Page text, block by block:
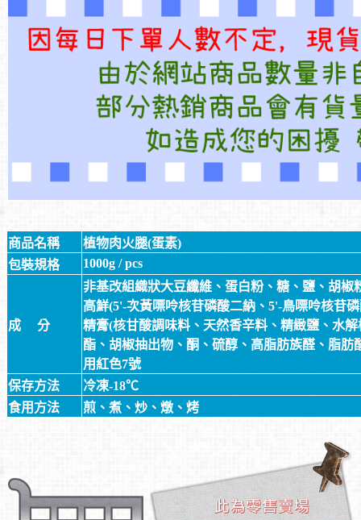
商品名稱
植物肉火腿(蛋素)
包裝規格
1000g / pcs
成 分
非基改組織狀大豆纖維、蛋白粉、糖、鹽、胡
高鮮(5'-次黃嘌呤核苷磷酸二納、5'-鳥嘌呤核苷
精膏(核甘酸調味料、天然香辛料、精緻鹽、水
酯、胡椒抽出物、酮、硫醇、高脂肪族醛、脂
用紅色7號
保存方法
冷凍-18℃
食用方法
煎、煮、炒、燉、烤